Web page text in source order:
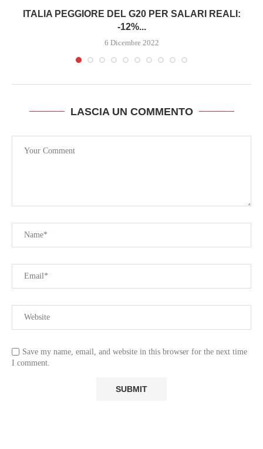
ITALIA PEGGIORE DEL G20 PER SALARI REALI:
-12%...
6 Dicembre 2022
LASCIA UN COMMENTO
Save my name, email, and website in this browser for the next time
I comment.